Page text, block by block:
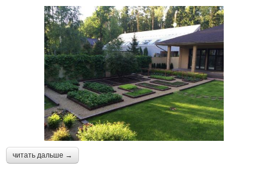
читать дальше →